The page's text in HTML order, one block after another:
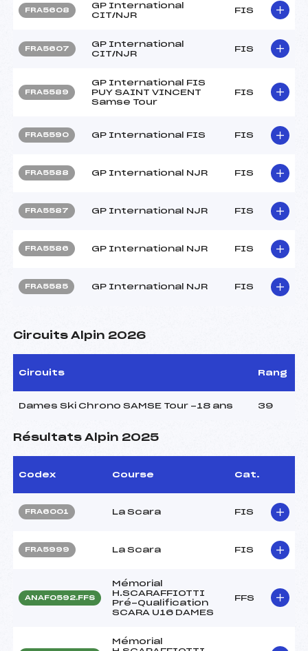
FRA5608
GP International
CIT/NJR
FIS
FRA5607
GP International
CIT/NJR
FIS
FRA5589
GP International FIS
PUY SAINT VINCENT
Samse Tour
FIS
FRA5590 GP International FIS FIS
FRA5588 GP International NJR FIS
FRA5587 GP International NJR FIS
FRA5586 GP International NJR FIS
FRA5585 GP International NJR FIS
Circuits Alpin 2026
Circuits Rang
Dames Ski Chrono SAMSE Tour -18 ans 39
Résultats Alpin 2025
Codex Course Cat.
FRA6001 La Scara FIS
FRA5999 La Scara FIS
ANAF0592.FFS
Mémorial
H.SCARAFFIOTTI
Pré-Qualification
SCARA U16 DAMES
FFS
Mémorial